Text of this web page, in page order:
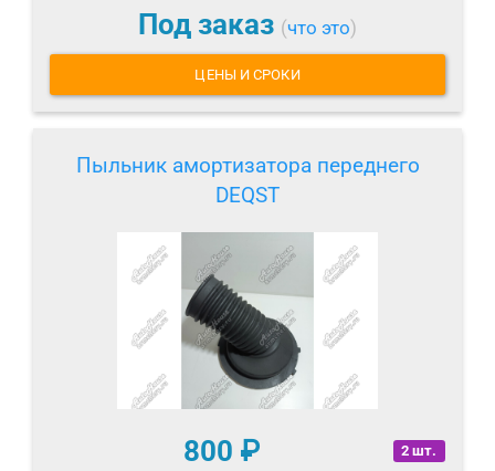
Под заказ (что это)
ЦЕНЫ И СРОКИ
Пыльник амортизатора переднего
DEQST
2 шт.
800 ₽